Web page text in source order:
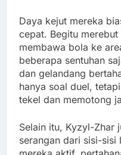
Daya kejut mereka
cepat. Begitu
membawa bola ke
beberapa sentuhan
dan gelandang
hanya soal duel,
tekel dan memotong
Selain itu, Kyzyl-Zhar
serangan dari sisi-sisi